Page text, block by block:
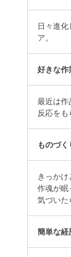
日々進
ア。
好きな作
最近は作
反応をも
ものづ
きっかけ
作魂が眠
気づいた
簡単な